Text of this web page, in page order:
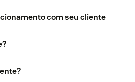
com seu cliente